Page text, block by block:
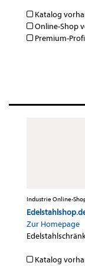
Katalog
Online-Shop
Premium-
Industrie Online-
Zur Homepage
Katalog